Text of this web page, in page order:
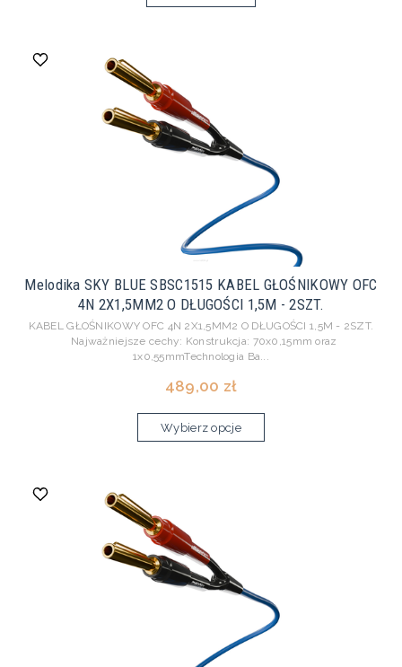
Melodika SKY BLUE SBSC1515 KABEL GŁOŚNIKOWY OFC
4N 2X1,5MM2 O DŁUGOŚCI 1,5M - 2SZT.
KABEL GŁOŚNIKOWY OFC 4N 2X1,5MM2 O DŁUGOŚCI 1,5M - 2SZT.
Najważniejsze cechy: Konstrukcja: 70x0,15mm oraz
1x0,55mmTechnologia Ba...
489,00 zł
Wybierz opcje